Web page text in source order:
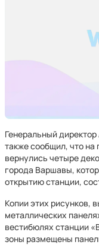
Генеральный
также сообщил, что на
вернулись четыре
города Варшавы,
открытию станции,
Копии этих рисунков,
металлических
вестибюлях станции
зоны размещены